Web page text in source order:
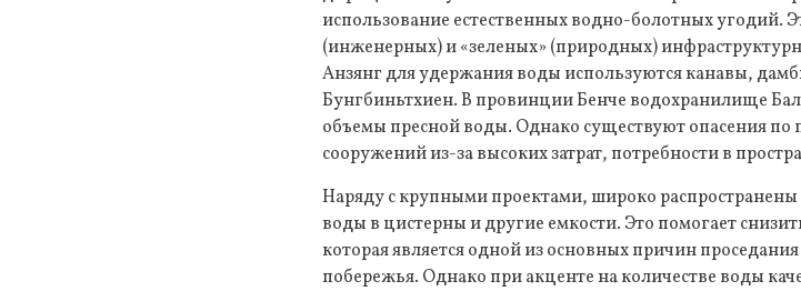
использование естественных водно-болотных угодий.
(инженерных) и «зеленых» (природных)
Анзянг для удержания воды используются канавы,
Бунгбиньтхиен. В провинции Бенче водохранилище
объемы пресной воды. Однако существуют опасения
сооружений из-за высоких затрат, потребности в
Наряду с крупными проектами, широко
воды в цистерны и другие емкости. Это помогает
которая является одной из основных причин
побережья. Однако при акценте на количестве воды